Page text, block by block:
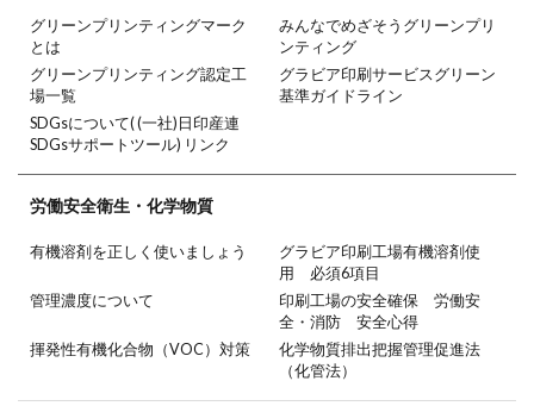
グリーンプリンティングマーク
とは
みんなでめざそうグリーンプリ
ンティング
グリーンプリンティング認定工
場一覧
グラビア印刷サービスグリーン
基準ガイドライン
SDGsについて( (一社)日印産連
SDGsサポートツール) リンク
労働安全衛生・ 化学物質
有機溶剤を正しく使いましょう
グラビア印刷工場有機溶剤使
用 必須6項目
管理濃度について
印刷工場の安全確保 労働安
全・消防 安全心得
揮発性有機化合物（VOC）対策
化学物質排出把握管理促進法
（化管法）